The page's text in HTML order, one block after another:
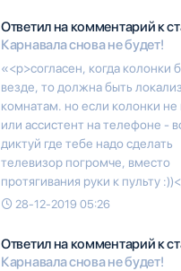
Ответил на комментарий к
Карнавала снова не будет!
«<p>согласен, когда колонки
везде, то должна быть
комнатам. но если колонки не
или ассистент на телефоне -
диктуй где тебе надо сделать
телевизор погромче, вместо
протягивания руки к пульту
28-12-2019 05:26
Ответил на комментарий к
Карнавала снова не будет!